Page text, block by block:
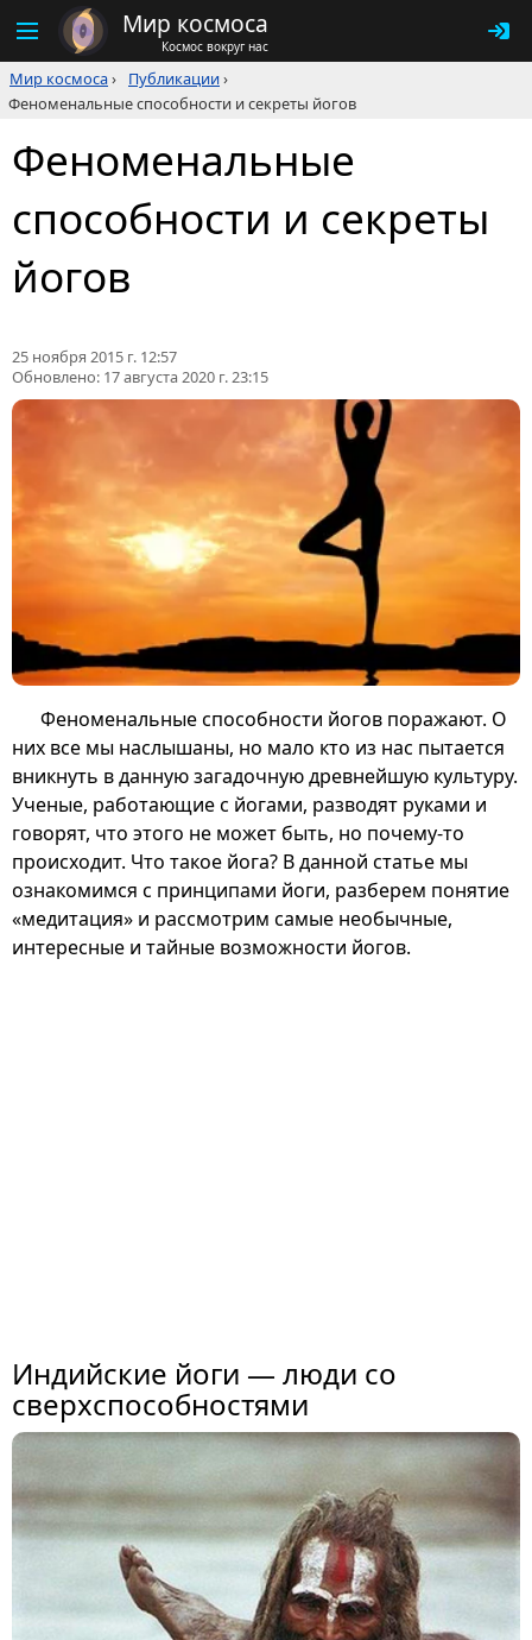
Мир космоса
Космос вокруг нас
Мир космоса› Публикации›
Феноменальные способности и секреты йогов
Феноменальные
способности и секреты
йогов
25 ноября 2015 г. 12:57
Обновлено: 17 августа 2020 г. 23:15
Феноменальные способности йогов поражают. О
них все мы наслышаны, но мало кто из нас пытается
вникнуть в данную загадочную древнейшую культуру.
Ученые, работающие с йогами, разводят руками и
говорят, что этого не может быть, но почему-то
происходит. Что такое йога? В данной статье мы
ознакомимся с принципами йоги, разберем понятие
«медитация» и рассмотрим самые необычные,
интересные и тайные возможности йогов.
Индийские йоги — люди со
сверхспособностями